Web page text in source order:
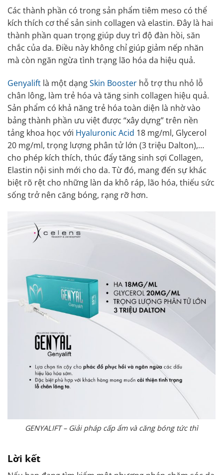
Các thành phần có trong sản phẩm tiêm meso có thể
kích thích cơ thể sản sinh collagen và elastin. Đây là hai
thành phần quan trọng giúp duy trì độ đàn hồi, săn
chắc của da. Điều này không chỉ giúp giảm nếp nhăn
mà còn ngăn ngừa tình trạng lão hóa da hiệu quả.
Genyalift là một dạngSkin Booster hỗ trợ thu nhỏ lỗ
chân lông, làm trẻ hóa và tăng sinh collagen hiệu quả.
Sản phẩm có khả năng trẻ hóa toàn diện là nhờ vào
bảng thành phần ưu việt được “xây dựng” trên nền
tảng khoa học với Hyaluronic Acid 18 mg/ml, Glycerol
20 mg/ml, trọng lượng phân tử lớn (3 triệu Dalton),…
cho phép kích thích, thúc đẩy tăng sinh sợi Collagen,
Elastin nội sinh mới cho da. Từ đó, mang đến sự khác
biệt rõ rệt cho những làn da khô ráp, lão hóa, thiếu sức
sống trở nên căng bóng, rạng rỡ hơn.
GENYALIFT – Giải pháp cấp ẩm và căng bóng tức thì
Lời kết